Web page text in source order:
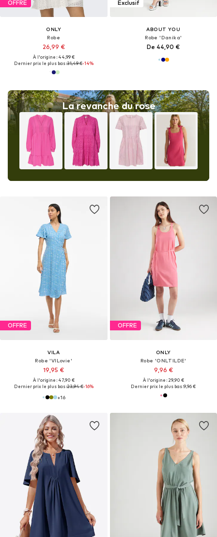
OFFRE
ONLY
Robe
26,99 €
À l'origine : 44,99 €
Dernier prix le plus bas :31,49 €-14%
La revanche du rose
Exclusif
ABOUT YOU
Robe 'Danika'
De 44,90 €
OFFRE
VILA
Robe 'VILovie'
19,95 €
À l'origine : 47,90 €
Dernier prix le plus bas :23,94 €-16%
+16
OFFRE
ONLY
Robe 'ONLTILDE'
9,96 €
À l'origine : 29,90 €
Dernier prix le plus bas :9,96 €